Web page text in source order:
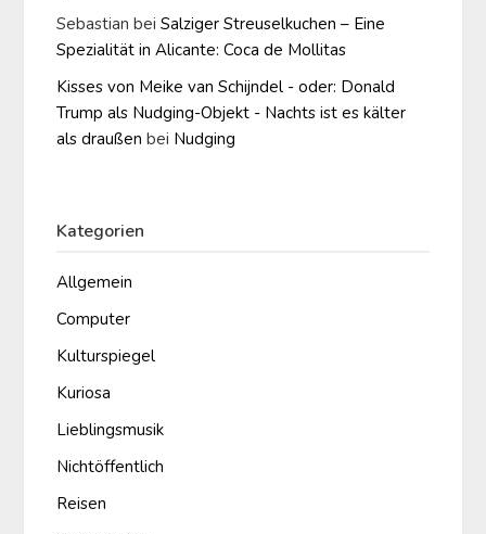
Sebastian beiSalziger Streuselkuchen – Eine
Spezialität in Alicante: Coca de Mollitas
Kisses von Meike van Schijndel - oder: Donald
Trump als Nudging-Objekt - Nachts ist es kälter
als draußen bei Nudging
Kategorien
Allgemein
Computer
Kulturspiegel
Kuriosa
Lieblingsmusik
Nichtöffentlich
Reisen